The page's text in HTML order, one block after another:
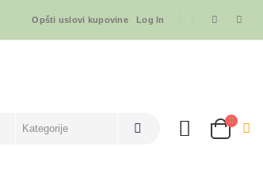
Opšti uslovi kupovine Log In